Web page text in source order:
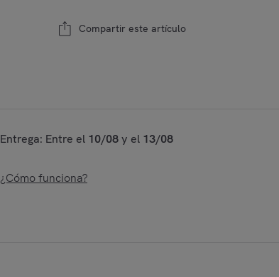
Compartir este artículo
Entrega: Entre el 10/08y el 13/08
¿Cómo funciona?